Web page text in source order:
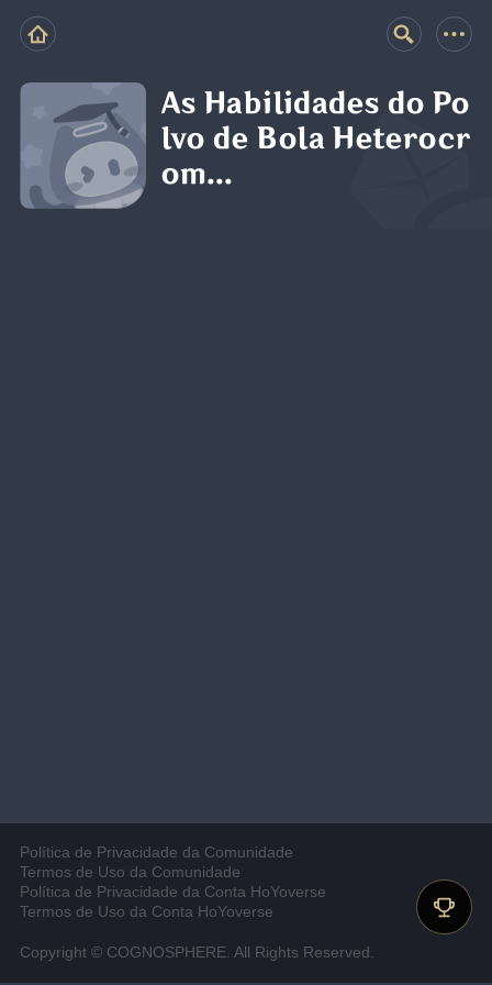
As Habilidades do Po
lvo de Bola Heterocr
om...
Política de Privacidade da Comunidade
Termos de Uso da Comunidade
Política de Privacidade da Conta HoYoverse
Termos de Uso da Conta HoYoverse
Copyright © COGNOSPHERE. All Rights Reserved.